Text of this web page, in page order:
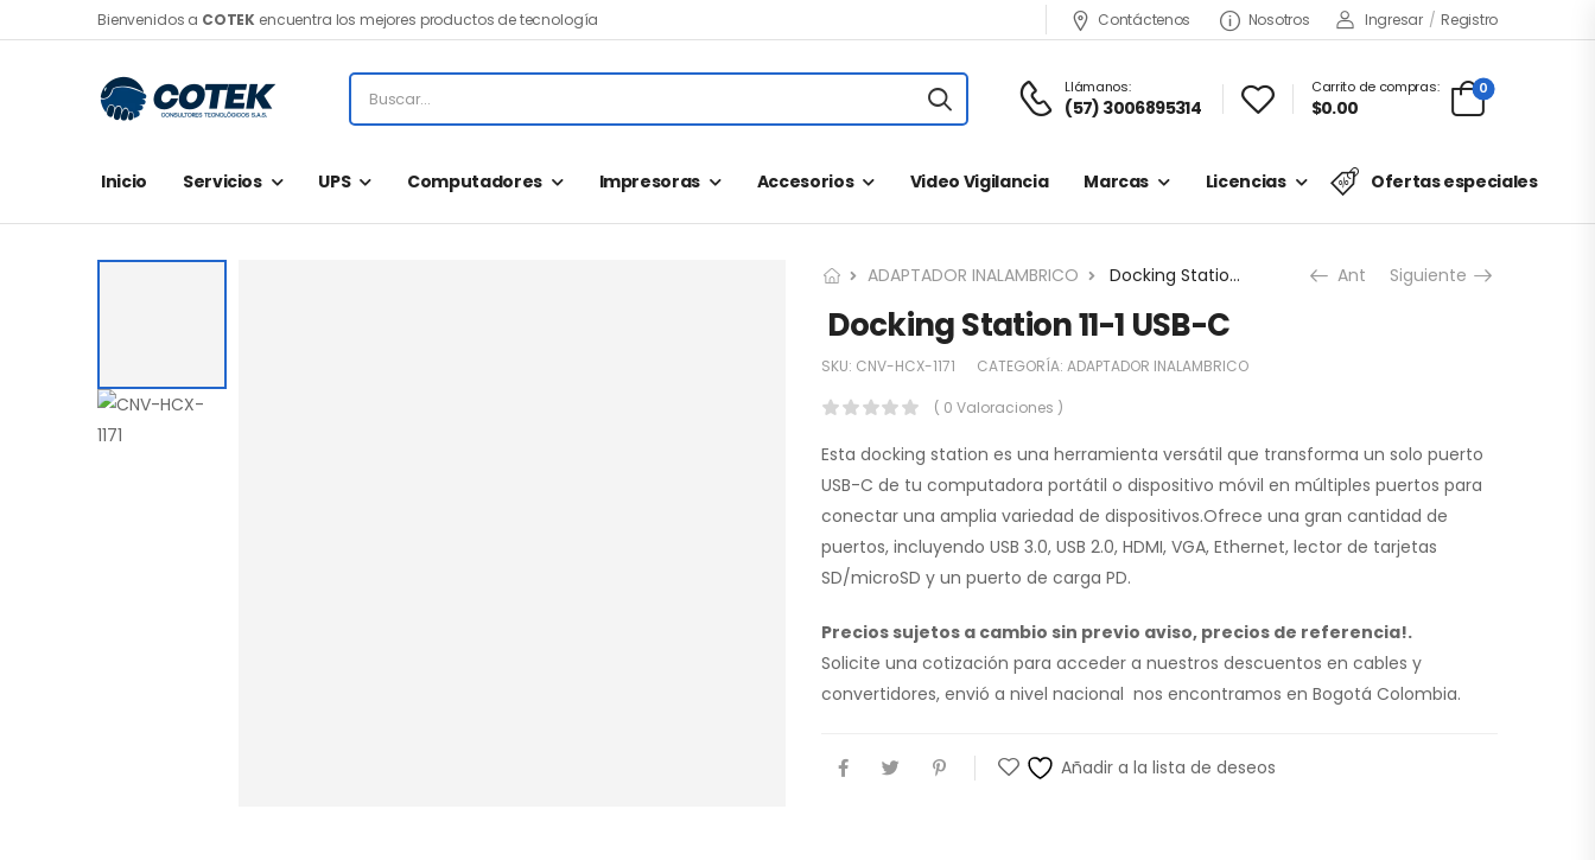
Bienvenidos a COTEK encuentra los mejores productos de tecnología Contáctenos Nosotros Ingresar / Registro
Llámanos:
(57) 3006895314
Carrito de compras:
$0.00
0
Inicio Servicios UPS Computadores Impresoras Accesorios Video Vigilancia Marcas Licencias Ofertas especiales
ADAPTADOR INALAMBRICO Docking Station 11-1 USB-C Ant Siguiente
Docking Station 11-1 USB-C
SKU: CNV-HCX-1171 CATEGORÍA: ADAPTADOR INALAMBRICO
( 0 Valoraciones )
Esta docking station es una herramienta versátil que transforma un solo puerto
USB-C de tu computadora portátil o dispositivo móvil en múltiples puertos para
conectar una amplia variedad de dispositivos.Ofrece una gran cantidad de
puertos, incluyendo USB 3.0, USB 2.0, HDMI, VGA, Ethernet, lector de tarjetas
SD/microSD y un puerto de carga PD.
Precios sujetos a cambio sin previo aviso, precios de referencia!.
Solicite una cotización para acceder a nuestros descuentos en cables y
convertidores, envió a nivel nacional nos encontramos en Bogotá Colombia.
Añadir a la lista de deseos